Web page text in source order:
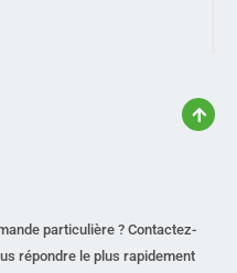
particulière ? Contactez-
répondre le plus rapidement